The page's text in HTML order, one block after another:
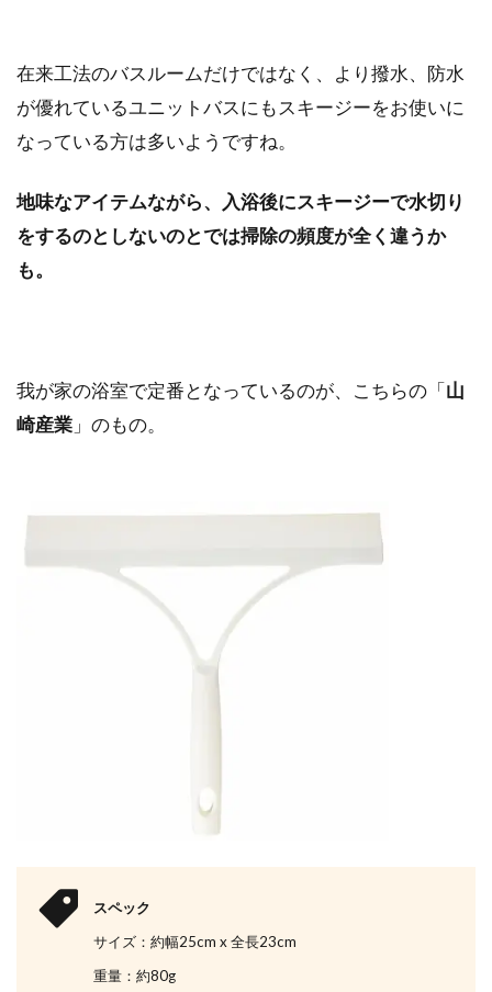
在来工法のバスルームだけではなく、より撥水、防水
が優れているユニットバスにもスキージーをお使いに
なっている方は多いようですね。
地味なアイテムながら、入浴後にスキージーで水切り
をするのとしないのとでは掃除の頻度が全く違うか
も。
我が家の浴室で定番となっているのが、こちらの「山
崎産業 」のもの。
スペック
サイズ：約幅25cm x 全長23cm
重量：約80g